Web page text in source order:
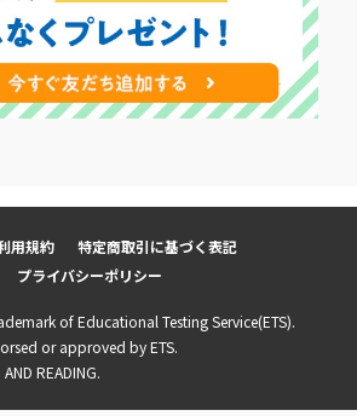
用規約
特定商取引に基づく表記
プライバシーポリシー
of Educational Testing Service(ETS).
or approved by ETS.
READING.